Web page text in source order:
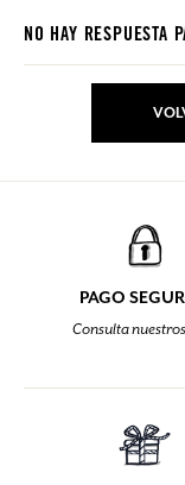
NO HAY RESPUESTA
PAGO
Consulta